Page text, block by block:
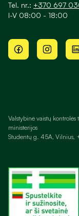
Tel. nr.: +370 697
I-V 08:00 - 18:00
Valstybinė vaistų kontrolės
ministerijos
Studentų g. 45A, Vilnius,